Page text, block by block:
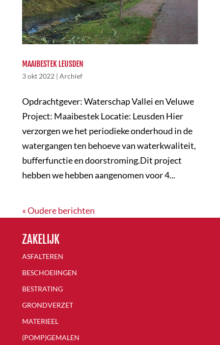
MAAIBESTEK LEUSDEN
3 okt 2022 | Archief
Opdrachtgever: Waterschap Vallei en Veluwe
Project: Maaibestek Locatie: Leusden Hier
verzorgen we het periodieke onderhoud in de
watergangen ten behoeve van waterkwaliteit,
bufferfunctie en doorstroming.Dit project
hebben we hebben aangenomen voor 4...
« Oudere berichten
ZAKELIJK
ASFALTEREN
BESCHOEIINGEN
BESTRATING
GRONDVERZET
MATERIEEL
(POMP)GEMALEN